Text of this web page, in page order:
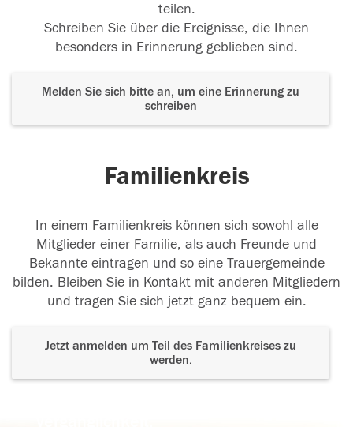
teilen.
Schreiben Sie über die Ereignisse, die Ihnen
besonders in Erinnerung geblieben sind.
Melden Sie sich bitte an, um eine Erinnerung zu
schreiben
Familienkreis
In einem Familienkreis können sich sowohl alle
Mitglieder einer Familie, als auch Freunde und
Bekannte eintragen und so eine Trauergemeinde
bilden. Bleiben Sie in Kontakt mit anderen Mitgliedern
und tragen Sie sich jetzt ganz bequem ein.
Jetzt anmelden um Teil des Familienkreises zu
werden.